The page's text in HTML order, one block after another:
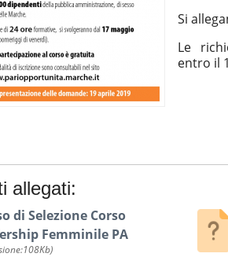
Si
Le
entro il
allegati:
di Selezione Corso
Femminile PA